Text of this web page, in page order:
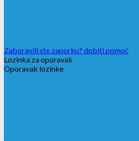
Zaboravili ste zaporku? dobiti pomoć
Lozinka za oporavak
Oporavak lozinke